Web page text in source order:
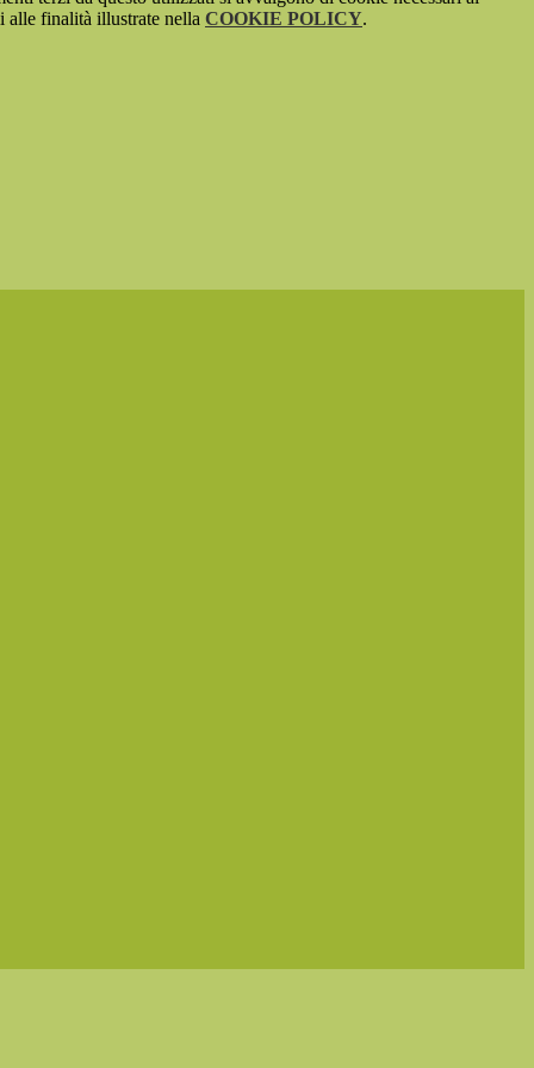
alle finalità illustrate nella COOKIE POLICY.